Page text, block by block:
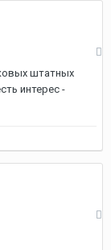
штатных
интерес -